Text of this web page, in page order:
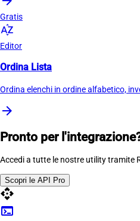
Gratis
sort_by_alpha
Editor
Ordina Lista
Ordina elenchi in ordine alfabetico,
arrow_forward
Pronto per
Accedi a tutte le nostre utility tramite
Scopri le API Pro
api
terminal